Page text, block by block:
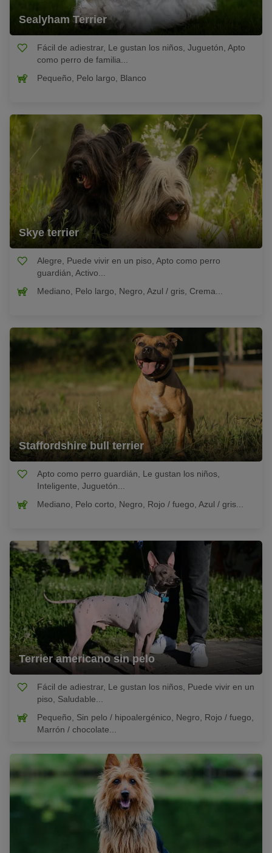
Sealyham Terrier
Fácil de adiestrar, Le gustan los niños, Juguetón, Apto
como perro de familia...
Pequeño, Pelo largo, Blanco
Skye terrier
Alegre, Puede vivir en un piso, Apto como perro
guardián, Activo...
Mediano, Pelo largo, Negro, Azul / gris, Crema...
Staffordshire bull terrier
Apto como perro guardián, Le gustan los niños,
Inteligente, Juguetón...
Mediano, Pelo corto, Negro, Rojo / fuego, Azul / gris...
Terrier americano sin pelo
Fácil de adiestrar, Le gustan los niños, Puede vivir en un
piso, Saludable...
Pequeño, Sin pelo / hipoalergénico, Negro, Rojo / fuego,
Marrón / chocolate...